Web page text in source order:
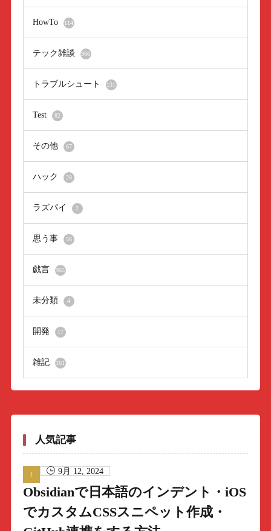
HowTo 114
テック雑談 966
トラブルシュート 131
Test 82
その他 67
ハック 28
ラズパイ 2
思う事 56
戯言 965
未分類 4
開発 17
雑記 161
人気記事
9月 12, 2024
Obsidianで日本語のインデント・iOS
でカスタムCSSスニペット作成・